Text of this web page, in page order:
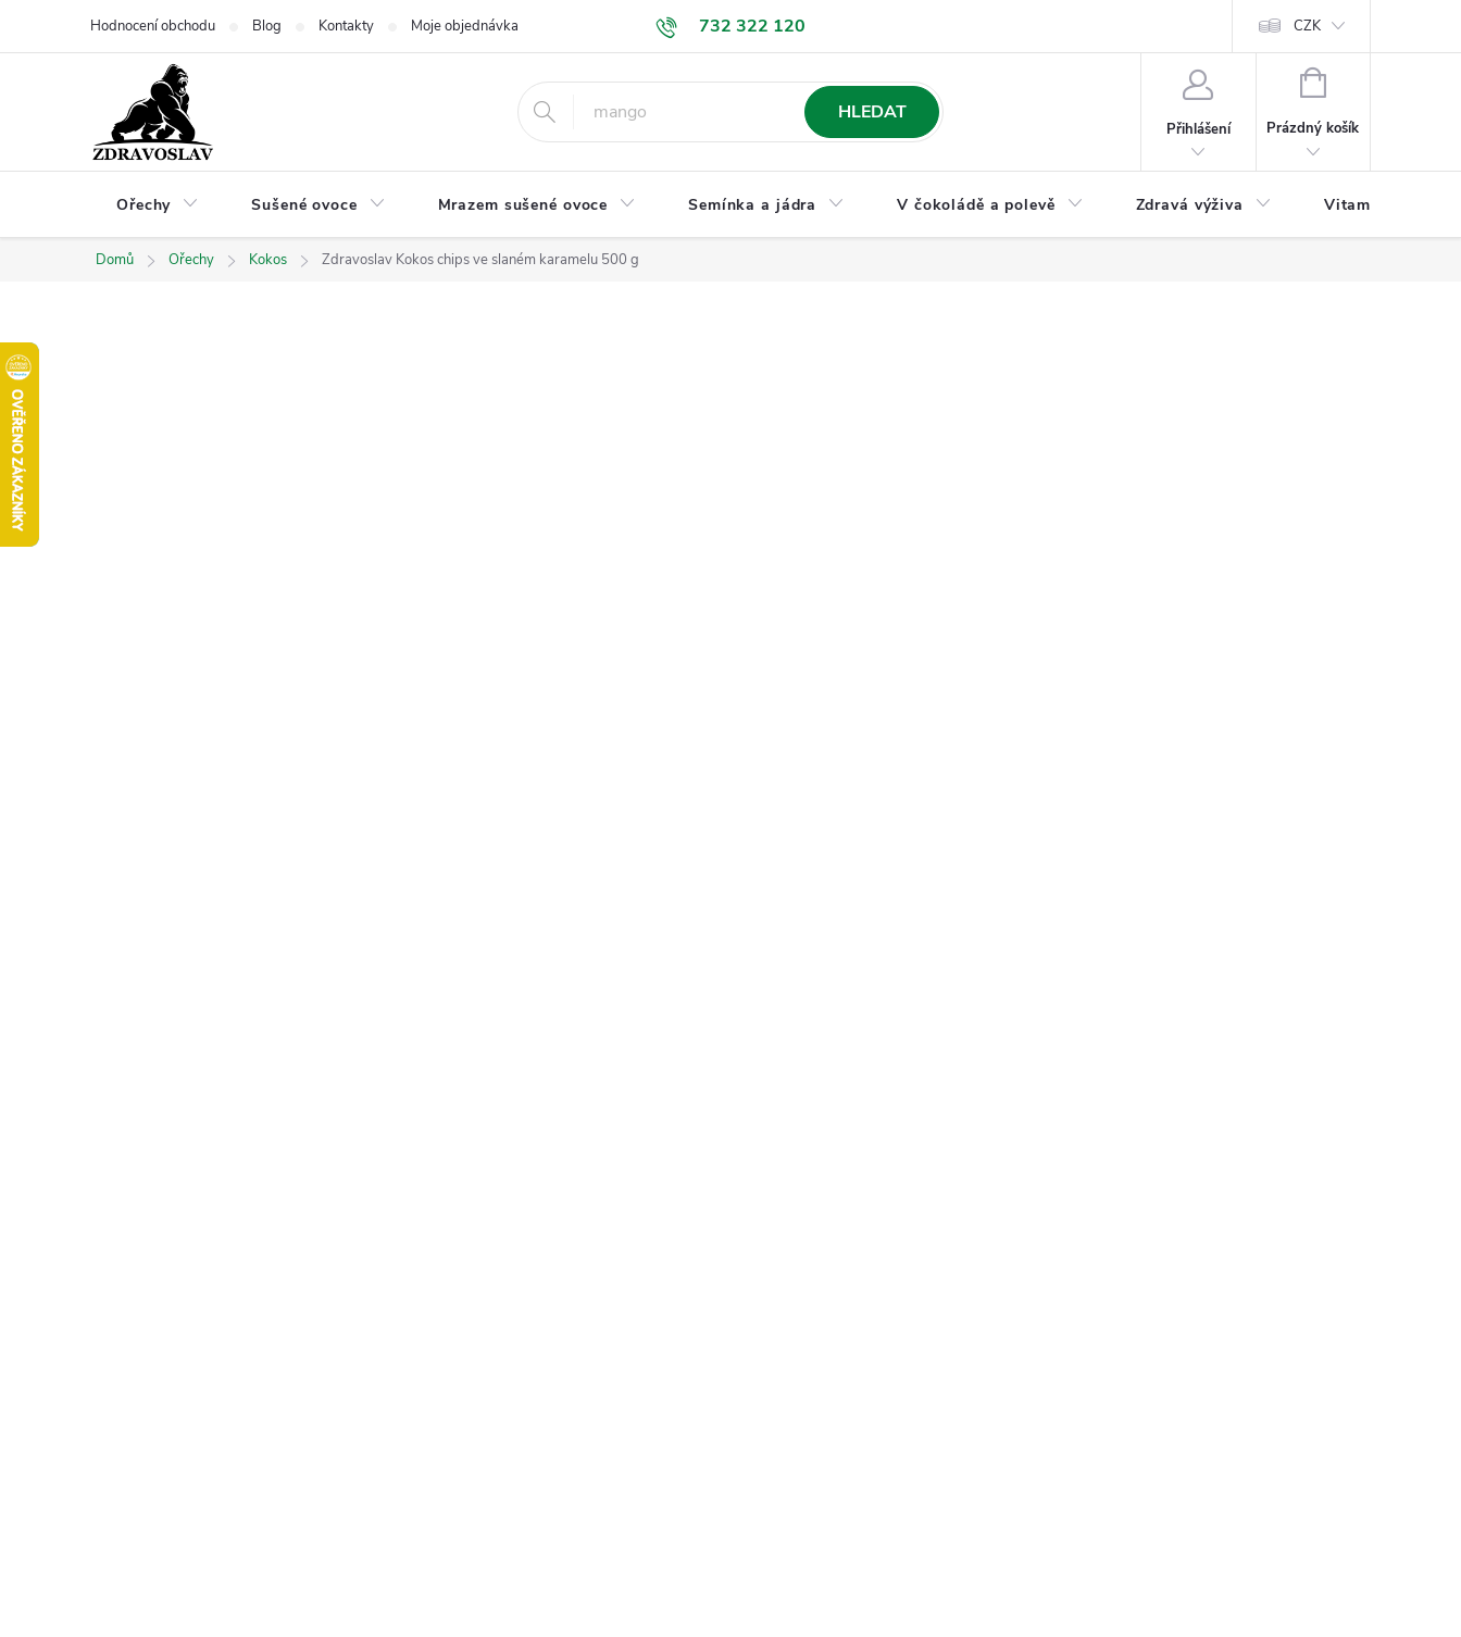
732 322 120
Hodnocení obchodu Blog Kontakty Moje objednávka GDPR a ochrana osobních údajů Jak nakupovat Formulář pro odstoupení od
CZK
HLEDAT
Přihlášení
NÁKUPNÍ
Prázdný košík
Ořechy Sušené ovoce Mrazem sušené ovoce Semínka a jádra V čokoládě a polevě Zdravá výživa Vitamíny a
Domů Ořechy Kokos Zdravoslav Kokos chips ve slaném karamelu 500 g